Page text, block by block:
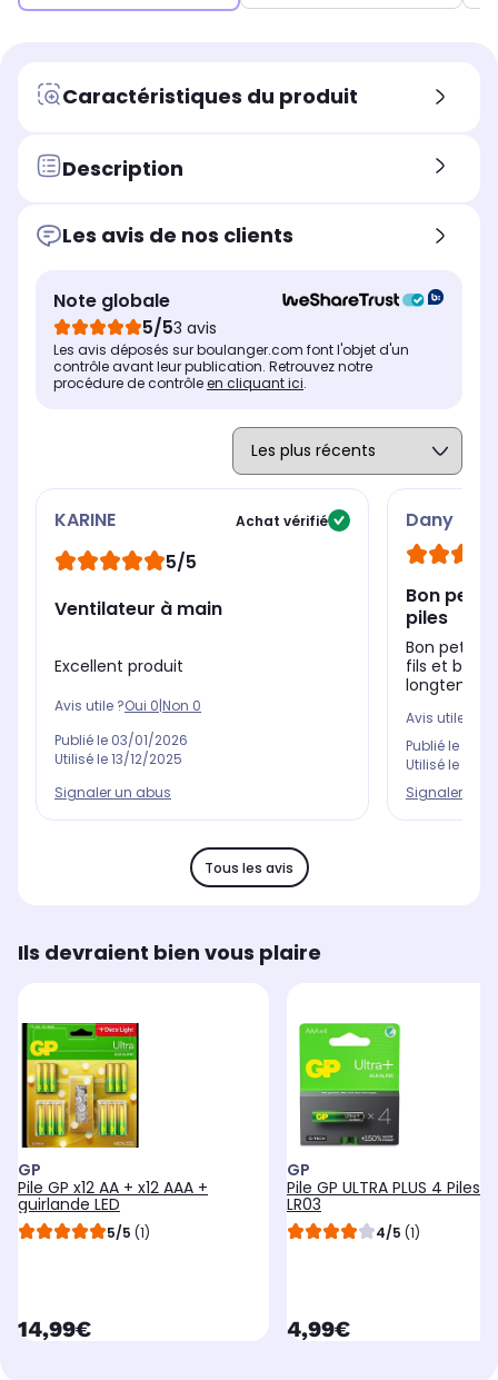
Caractéristiques du produit
Description
Les avis de nos clients
Note globale
5/53 avis
Les avis déposés sur boulanger.com font l'objet d'un
contrôle avant leur publication. Retrouvez notre
procédure de contrôleen cliquant ici.
KARINE Achat vérifié
5/5
Ventilateur à main
Excellent produit
Avis utile ?Oui 0|Non 0
Publié le 03/01/2026
Utilisé le13/12/2025
Signaler un abus
Dany
Bon petit
piles
Bon petit
fils et
longtemps
Avis utile ?
Publié le
Utilisé le
Signaler un
Tous les avis
Ils devraient bien vous plaire
GP
Pile GP x12 AA + x12 AAA +
guirlande LED
5/5 (1)
currentPrice
14,99€
GP
Pile GP ULTRA PLUS 4 Piles
LR03
4/5 (1)
currentPrice
4,99€